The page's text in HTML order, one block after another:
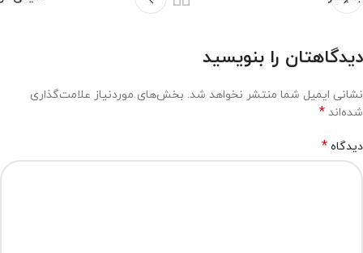
دیدگاهتان را بنویسید
نشانی ایمیل شما منتشر نخواهد شد. بخش‌های موردنیاز علامت‌گذاری
شده‌اند *
دیدگاه *